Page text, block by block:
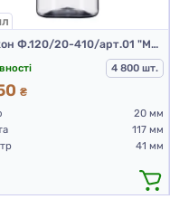
Флакон Ф.120/20-410/арт.01 "Монті" (прозорий)
4 800 шт.
₴
20 мм
117 мм
41 мм